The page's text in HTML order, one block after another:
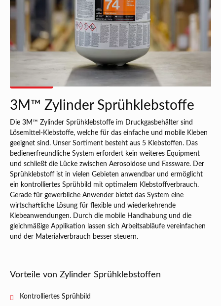
3M™ Zylinder Sprühklebstoffe
Die 3M™ Zylinder Sprühklebstoffe im Druckgasbehälter sind
Lösemittel-Klebstoffe, welche für das einfache und mobile Kleben
geeignet sind. Unser Sortiment besteht aus 5 Klebstoffen. Das
bedienerfreundliche System erfordert kein weiteres Equipment
und schließt die Lücke zwischen Aerosoldose und Fassware. Der
Sprühklebstoff ist in vielen Gebieten anwendbar und ermöglicht
ein kontrolliertes Sprühbild mit optimalem Klebstoffverbrauch.
Gerade für gewerbliche Anwender bietet das System eine
wirtschaftliche Lösung für flexible und wiederkehrende
Klebeanwendungen. Durch die mobile Handhabung und die
gleichmäßige Applikation lassen sich Arbeitsabläufe vereinfachen
und der Materialverbrauch besser steuern.
Vorteile von Zylinder Sprühklebstoffen
Kontrolliertes Sprühbild